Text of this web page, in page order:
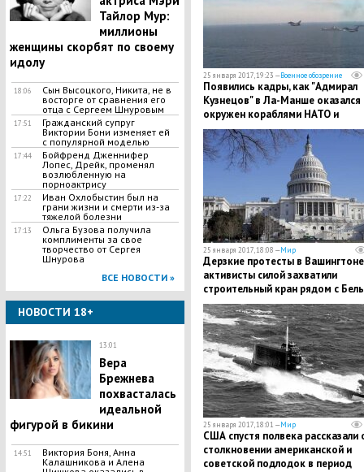
Тайлор Мур:
миллионы
женщины скорбят по своему
идолу
18:06
Сын Высоцкого, Никита, не в
восторге от сравнения его
отца с Сергеем Шнуровым
17:51
Гражданский супруг
Виктории Бони изменяет ей
с популярной моделью
17:44
Бойфренд Дженнифер
Лопес, Дрейк, променял
возлюбленную на
порноактрису
17:22
Иван Охлобыстин был на
грани жизни и смерти из-за
тяжелой болезни
17:13
Ольга Бузова получила
комплименты за свое
творчество от Сергея
Шнурова
ВСЕ НОВОСТИ »
НОВОСТИ 18+
13:01
Вера
Брежнева
похвасталась
идеальной
фигурой в бикини
14:51
Виктория Боня, Анна
Калашникова и Алена
25 января 2017, 19:23 —Военное обозрение
Появились кадры, как "Адмирал
Кузнецов" в Ла-Манше оказался
окружен кораблями НАТО и
истребителями
25 января 2017, 18:08 —Мир
Дерзкие протесты в
активисты силой захватили
строительный кран рядом с
домом и мешают рабочим
25 января 2017, 18:01 —Мир
США спустя полвека рассказали
столкновении американской и
советской подлодок в период